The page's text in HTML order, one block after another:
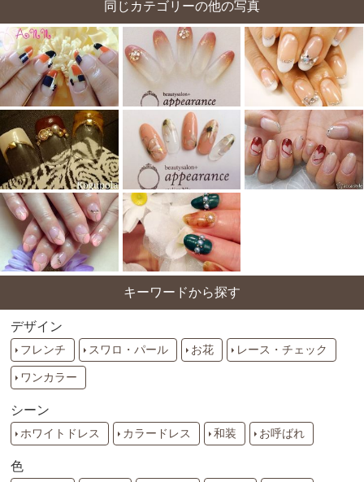
同じカテゴリーの他の写真
キーワードから探す
デザイン
フレンチ スワロ・パール お花 レース・チェック
ワンカラー
シーン
ホワイトドレス カラードレス 和装 お呼ばれ
色